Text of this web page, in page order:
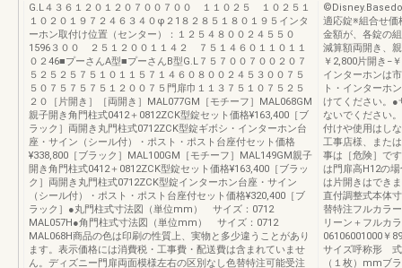
G.L４３６１２０１２０７００７００ １１０２５ １０２５１
１０２０１９７２４６３４０φ２1８２８５１８０１９５インタ
ーホン取付け位置（センター）：１２５４８００２４５５０
1596３００ ２５１２００１１４２ ７５１４６０１１０１１
０２46■プーさんA型■プーさんB型G.L７５７００７００２０７
５２５２５７５１０１１５７１４６０８００２４５３００７５
５０７５７５７５１２００７５門扉巾１１３７５１０７５２５
２０［片開き］［両開き］MAL077GM［モチーフ］MAL068GM
親子開き角門柱式0412＋0812ZCK型錠セット価格¥163,400［ブ
ラック］両開き丸門柱式0712ZCK型錠ギボシ・インターホン台
座・サイン（シール付）・ポスト・ポスト台座付セット価格
¥338,800［ブラック］MAL100GM［モチーフ］MAL149GM親子
開き角門柱式0412＋0812ZCK型錠セット価格¥163,400［ブラッ
ク］両開き丸門柱式0712ZCK型錠インターホン台座・サイン
（シール付）・ポスト・ポスト台座付セット価格¥320,400［ブ
ラック］●丸門柱式寸法図（単位mm） サイズ：0712
MAL057H●角門柱式寸法図（単位mm） サイズ：0712
MAL068H商品の色は印刷の性質上、実物と多少違うことがあり
ます。表示価格には消費税・工事費・配送費は含まれていませ
ん。ディズニー門扉両面模様左右の区別なし色替特注可能受注
適応錠※組合せ価
金額が、各錠の
減算額両開き、
￥2,800片開き−
インターホンは
ト・インターホ
けてください。●
ないでください
付けや使用はし
工事店様、また
事は［危険］で
は門扉高H12の
は片開きはでき
直付調整式本体
替特注フルカラ
リーン＋フルカ
06106001000￥
サイズ呼称形
（１枚）mmブ